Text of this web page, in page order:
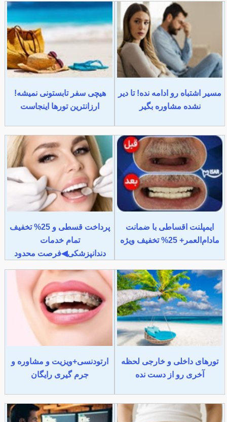
مسیر اشتباه رو ادامه نده! تا دیر
نشده مشاوره بگیر
هیچی سفر تابستونی نمیشه!
ارزانترین تورها اینجاست
ایمپلنت اقساطی با ضمانت
مادام‌العمر+ 25% تخفیف ویژه
پرداخت قسطی و 25% تخفیف
تمام خدمات
دندانپزشکی◀فرصت محدود
تورهای داخلی و خارجی لحظه
آخری رو از دست نده
ارتودنسی+ویزیت و مشاوره و
جرم گیری رایگان